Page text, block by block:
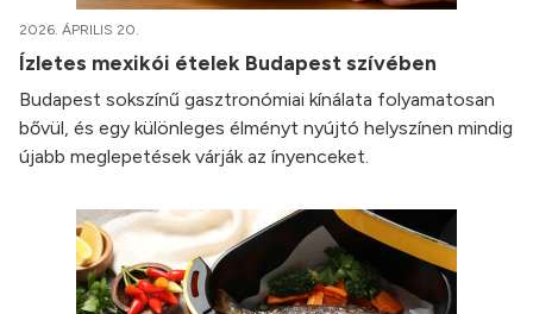
2026. ÁPRILIS 20.
Ízletes mexikói ételek Budapest szívében
Budapest sokszínű gasztronómiai kínálata folyamatosan
bővül, és egy különleges élményt nyújtó helyszínen mindig
újabb meglepetések várják az ínyenceket.